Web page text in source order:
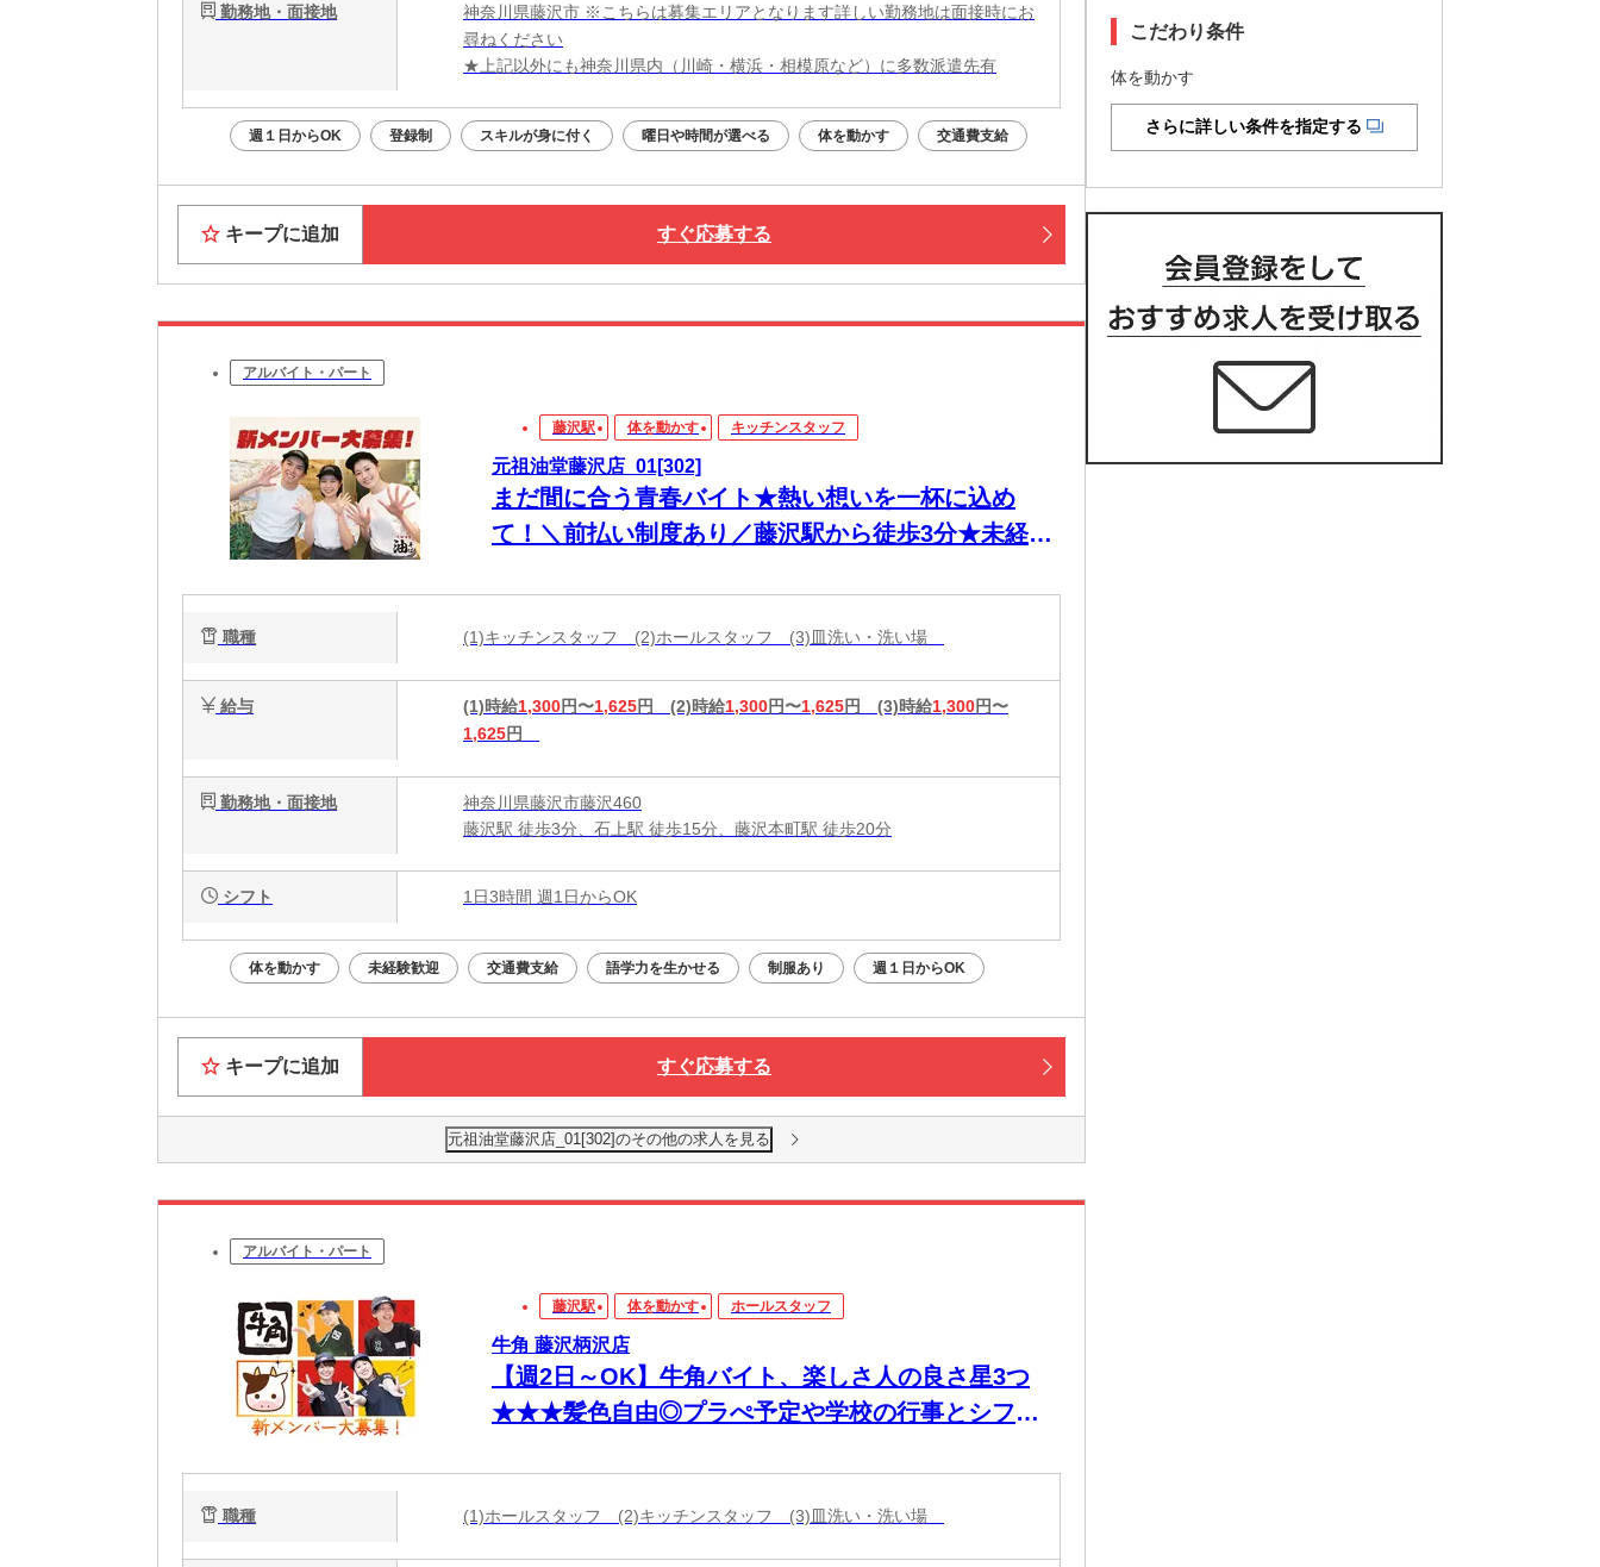
勤務地・面接地
神奈川県藤沢市 ※こちらは募集エリアとなります詳しい勤務地は面接時にお
尋ねください
★上記以外にも神奈川県内（川崎・横浜・相模原など）に多数派遣先有
週１日からOK 登録制 スキルが身に付く 曜日や時間が選べる 体を動かす 交通費支給
キープに追加 すぐ応募する
アルバイト・パート
藤沢駅 体を動かす キッチンスタッフ
元祖油堂藤沢店_01[302]
まだ間に合う青春バイト★熱い想いを一杯に込め
て！＼前払い制度あり／藤沢駅から徒歩3分★未経験
職種 (1)キッチンスタッフ (2)ホールスタッフ (3)皿洗い・洗い場
給与 (1)時給1,300円〜1,625円 (2)時給1,300円〜1,625円 (3)時給1,300円〜
1,625円
勤務地・面接地
神奈川県藤沢市藤沢460
藤沢駅 徒歩3分、石上駅 徒歩15分、藤沢本町駅 徒歩20分
シフト 1日3時間 週1日からOK
体を動かす 未経験歓迎 交通費支給 語学力を生かせる 制服あり 週１日からOK
キープに追加 すぐ応募する
元祖油堂藤沢店_01[302]のその他の求人を見る
アルバイト・パート
藤沢駅 体を動かす ホールスタッフ
牛角 藤沢柄沢店
【週2日～OK】牛角バイト、楽しさ人の良さ星3つ
★★★髪色自由◎プラぺ予定や学校の行事とシフト
職種 (1)ホールスタッフ (2)キッチンスタッフ (3)皿洗い・洗い場
こだわり条件
体を動かす
さらに詳しい条件を指定する